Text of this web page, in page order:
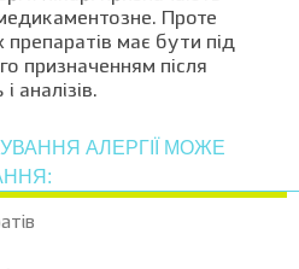
Проте
препаратів має бути під
призначенням після
аналізів.
АЛЕРГІЇ МОЖЕ